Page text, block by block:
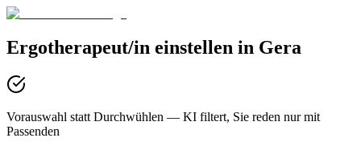
Ergotherapeut/in einstellen in Gera
Vorauswahl statt Durchwühlen — KI filtert, Sie reden nur mit
Passenden